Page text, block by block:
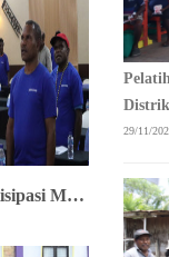
Peternak OAP Dalam Partisipasi Mengikuti Pelatihan Budidaya Ternak Ayam Buras
29/11/